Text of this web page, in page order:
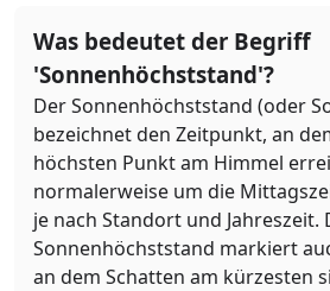
Was bedeutet der Begriff
'Sonnenhöchststand'?
Der Sonnenhöchststand (oder
bezeichnet den Zeitpunkt, an
höchsten Punkt am Himmel
normalerweise um die
je nach Standort und Jahreszeit.
Sonnenhöchststand markiert
an dem Schatten am kürzesten